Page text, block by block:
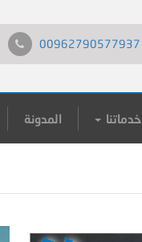
00962790577937
خدماتنا المدونة